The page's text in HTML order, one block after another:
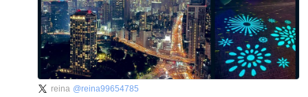
reina @reina99654785